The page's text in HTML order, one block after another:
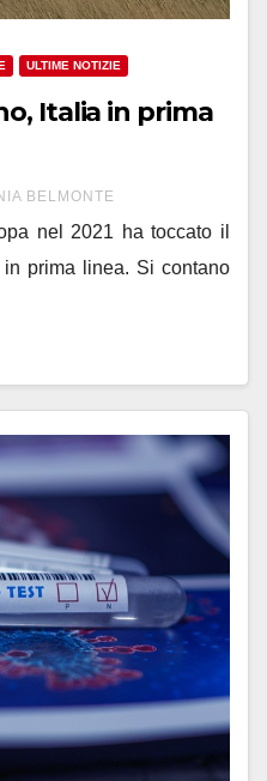
ULTIME NOTIZIE
Italia in prima
BELMONTE
nel 2021 ha toccato il
prima linea. Si contano